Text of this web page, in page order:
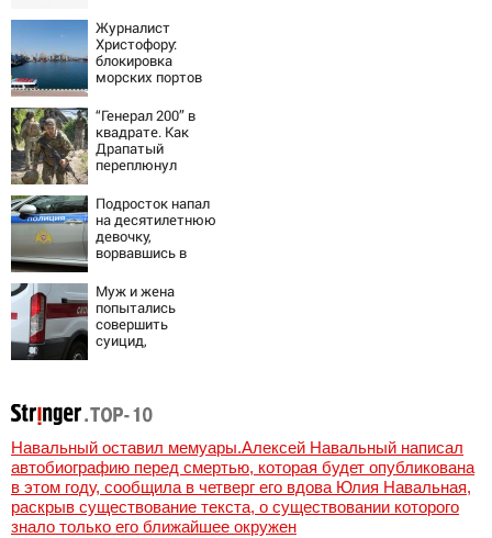
800 сотрудников
Wildberries
Журналист
Христофору:
блокировка
морских портов
для Украины
“Генерал 200” в
квадрате. Как
Драпатый
переплюнул
Подросток напал
на десятилетнюю
девочку,
ворвавшись в
Муж и жена
попытались
совершить
суицид,
Навальный оставил мемуары.Алексей Навальный написал
автобиографию перед смертью, которая будет опубликована
в этом году, сообщила в четверг его вдова Юлия Навальная,
раскрыв существование текста, о существовании которого
знало только его ближайшее окружен